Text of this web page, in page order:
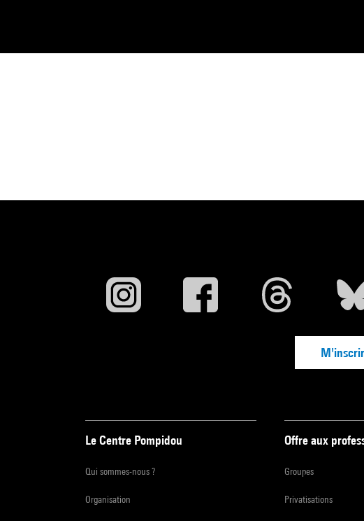
Le Centre Pompidou
Qui sommes-nous ?
Organisation
Offre aux
Groupes
Privatisations